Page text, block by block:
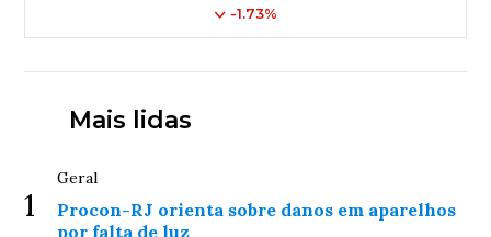
-1.73%
Mais lidas
1
Geral
Procon-RJ orienta sobre danos em aparelhos
por falta de luz